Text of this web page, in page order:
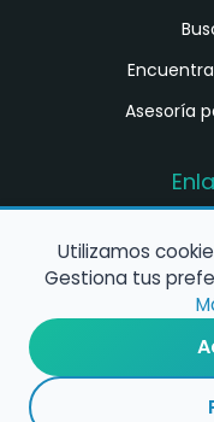
Asesoría
Utilizamos
Gestiona tus